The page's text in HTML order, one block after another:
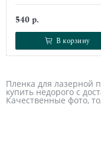
540 р.
В корзину
В корзину
Пленка для лазерной
купить недорого с
Качественные фото,